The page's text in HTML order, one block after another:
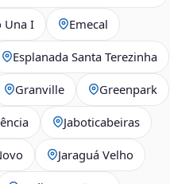
Una I Emecal
Esplanada Santa Terezinha
Granville Greenpark
Jaboticabeiras
Jaraguá Velho